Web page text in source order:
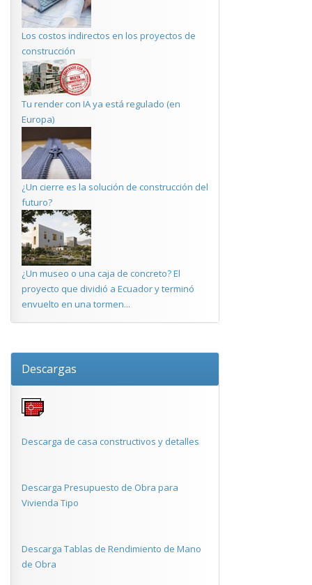
Los costos indirectos en los proyectos de
construcción
Tu render con IA ya está regulado (en
Europa)
¿Un cierre es la solución de construcción del
futuro?
¿Un museo o una caja de concreto? El
proyecto que dividió a Ecuador y terminó
envuelto en una tormen...
Descargas
Descarga de casa constructivos y detalles
Descarga Presupuesto de Obra para
Vivienda Tipo
Descarga Tablas de Rendimiento de Mano
de Obra